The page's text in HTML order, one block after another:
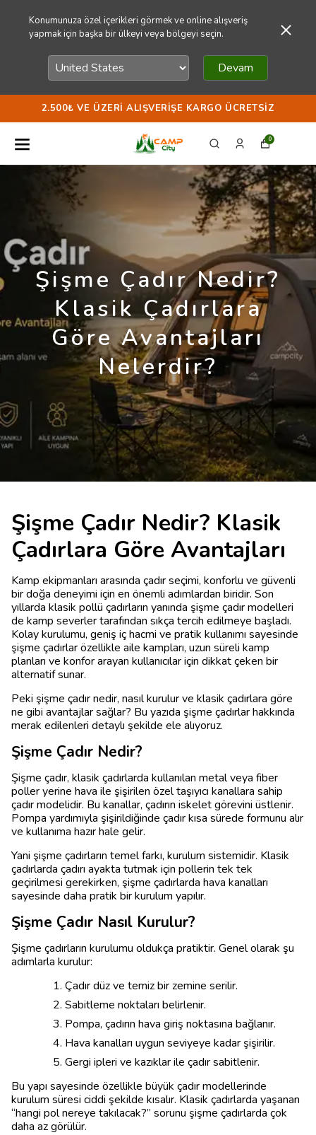
Konumunuza özel içerikleri görmek ve online alışveriş
yapmak için başka bir ülkeyi veya bölgeyi seçin.
Devam
2.500₺ VE ÜZERI ALIŞVERIŞE KARGO ÜCRETSIZ
0
Şişme Çadır Nedir?
Klasik Çadırlara
Göre Avantajları
Nelerdir?
Şişme Çadır Nedir? Klasik
Çadırlara Göre Avantajları
Kamp ekipmanları arasında çadır seçimi, konforlu ve güvenli
bir doğa deneyimi için en önemli adımlardan biridir. Son
yıllarda klasik pollü çadırların yanında şişme çadır modelleri
de kamp severler tarafından sıkça tercih edilmeye başladı.
Kolay kurulumu, geniş iç hacmi ve pratik kullanımı sayesinde
şişme çadırlar özellikle aile kampları, uzun süreli kamp
planları ve konfor arayan kullanıcılar için dikkat çeken bir
alternatif sunar.
Peki şişme çadır nedir, nasıl kurulur ve klasik çadırlara göre
ne gibi avantajlar sağlar? Bu yazıda şişme çadırlar hakkında
merak edilenleri detaylı şekilde ele alıyoruz.
Şişme Çadır Nedir?
Şişme çadır, klasik çadırlarda kullanılan metal veya fiber
poller yerine hava ile şişirilen özel taşıyıcı kanallara sahip
çadır modelidir. Bu kanallar, çadırın iskelet görevini üstlenir.
Pompa yardımıyla şişirildiğinde çadır kısa sürede formunu alır
ve kullanıma hazır hale gelir.
Yani şişme çadırların temel farkı, kurulum sistemidir. Klasik
çadırlarda çadırı ayakta tutmak için pollerin tek tek
geçirilmesi gerekirken, şişme çadırlarda hava kanalları
sayesinde daha pratik bir kurulum yapılır.
Şişme Çadır Nasıl Kurulur?
Şişme çadırların kurulumu oldukça pratiktir. Genel olarak şu
adımlarla kurulur:
Çadır düz ve temiz bir zemine serilir.
Sabitleme noktaları belirlenir.
Pompa, çadırın hava giriş noktasına bağlanır.
Hava kanalları uygun seviyeye kadar şişirilir.
Gergi ipleri ve kazıklar ile çadır sabitlenir.
Bu yapı sayesinde özellikle büyük çadır modellerinde
kurulum süresi ciddi şekilde kısalır. Klasik çadırlarda yaşanan
“hangi pol nereye takılacak?” sorunu şişme çadırlarda çok
daha az görülür.